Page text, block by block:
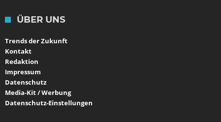
ÜBER UNS
Trends der Zukunft
Kontakt
Redaktion
Impressum
Datenschutz
Media-Kit / Werbung
Datenschutz-Einstellungen